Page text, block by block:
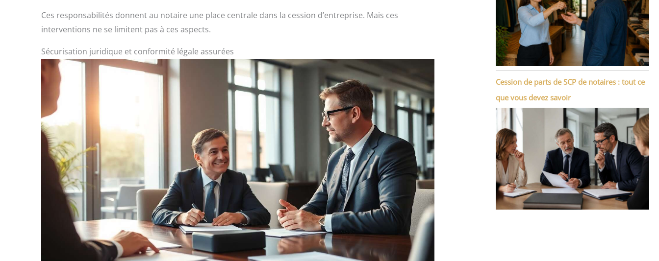
Ces responsabilités donnent au notaire une place centrale dans la cession d’entreprise. Mais ces
interventions ne se limitent pas à ces aspects.
Sécurisation juridique et conformité légale assurées
Cession de parts de SCP de notaires : tout ce
que vous devez savoir